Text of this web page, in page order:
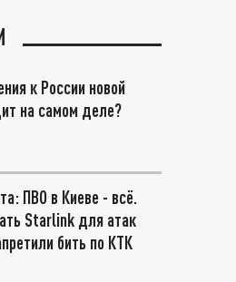
к России новой
на самом деле?
ПВО в Киеве - всё.
Starlink для атак
бить по КТК